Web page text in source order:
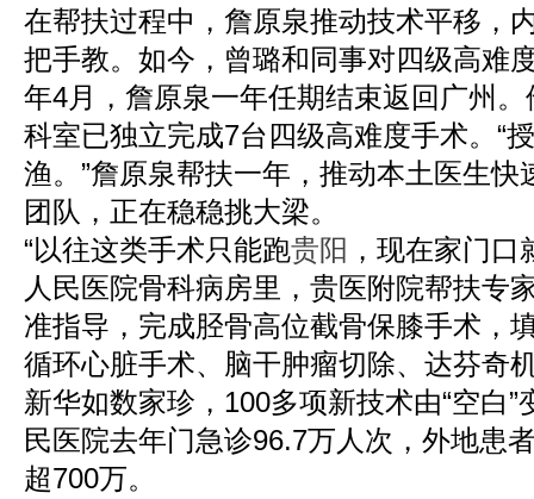
在帮扶过程中，詹原泉推动技术平移，
把手教。如今，曾璐和同事对四级高难
年4月，詹原泉一年任期结束返回广州
科室已独立完成7台四级高难度手术。“
渔。”詹原泉帮扶一年，推动本土医生
团队，正在稳稳挑大梁。
“以往这类手术只能跑贵阳 ，现在家门口
人民医院骨科病房里，贵医附院帮扶专
准指导，完成胫骨高位截骨保膝手术，
循环心脏手术、脑干肿瘤切除、达芬
新华如数家珍，100多项新技术由“空白”
民医院去年门急诊96.7万人次，外地患
超700万。